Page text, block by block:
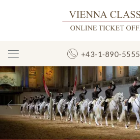
Afficher/masquer
la
navigation
+43-1-890-5555
Précédent